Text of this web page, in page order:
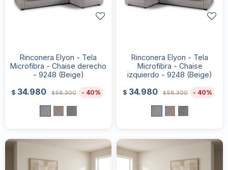
Rinconera Elyon - Tela
Microfibra - Chaise derecho
- 9248 (Beige)
$ 34.980 $58.300 40
Rinconera Elyon - Tela
Microfibra - Chaise
izquierdo - 9248 (Beige)
$ 34.980 $58.300 40